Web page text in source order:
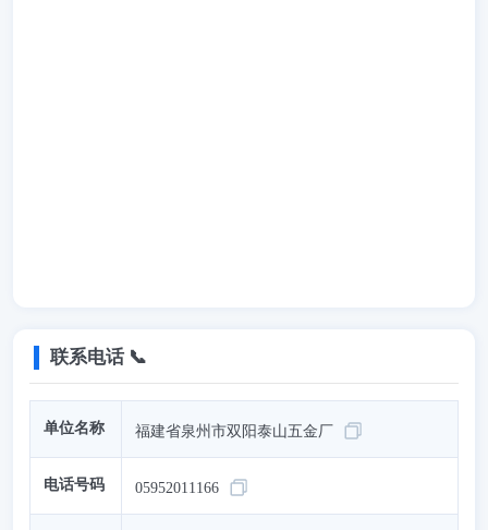
联系电话 📞
单位名称 福建省泉州市双阳泰山五金厂
电话号码 05952011166